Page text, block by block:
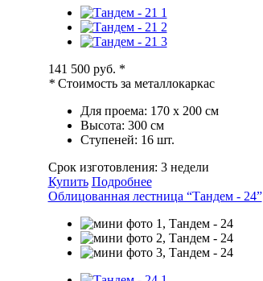
141 500 руб. *
*Стоимость за металлокаркас
Для проема: 170 х 200 см
Высота: 300 см
Ступеней: 16 шт.
Срок изготовления: 3 недели
Купить Подробнее
Облицованная лестница “Тандем - 24”